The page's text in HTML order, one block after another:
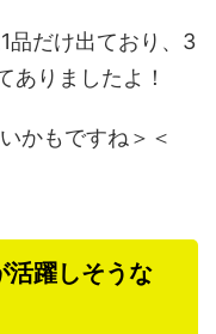
品だけ出ており、3
ありましたよ！
かもですね＞＜
活躍しそうな